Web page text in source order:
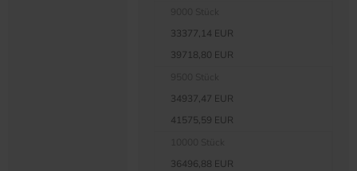
33377,14 EUR
39718,80 EUR
34937,47 EUR
41575,59 EUR
36496,88 EUR